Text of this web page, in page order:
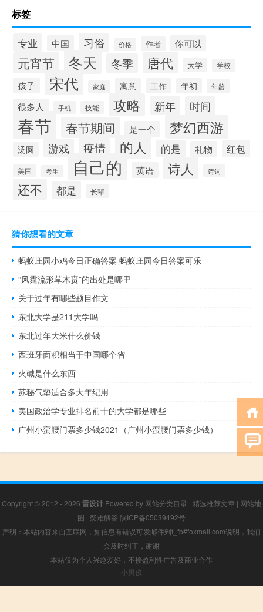
标签
专业 中国 习俗 价格 作者 你可以
元宵节 冬天 冬季 唐代 大学 学校
孩子 宋代 家庭 寓意 工作 年初 年龄
很多人 手机 技能 攻略 新年 时间
春节 春节期间 是一个 梦幻西游
汤圆 游戏 疫情 的人 的是 礼物 红包
美国 考生 自己的 英语 诗人 诗词
还不 都是 长辈
猜你想看的文章
蚂蚁庄园小鸡今日正确答案 蚂蚁庄园今日答案可乐
“风霆流形草木贲”的出处是哪里
关于过年有哪些题目作文
东北大学是211大学吗
东北过年大米什么价钱
西班牙面积相当于中国哪个省
火碱是什么东西
苏秘气垫适合多大年纪用
美国政治学专业排名前十的大学都是哪些
广州小蛮腰门票多少钱2021（广州小蛮腰门票多少钱）
Copyright © 2012 - 2026 雷设计 Powered by 网站分类目录 | 精选推荐文章 | 网站地
图 | 疑难解答 陕ICP备05039492号
声明：本站内容来自互联网，如信息有错误可发邮件到f_fb#foxmail.com说明，我们
会及时纠正，谢谢
本站仅为个人兴趣爱好，不接盈利性广告及商业合作
小男孩